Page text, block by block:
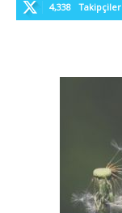
4,338 Takipçiler